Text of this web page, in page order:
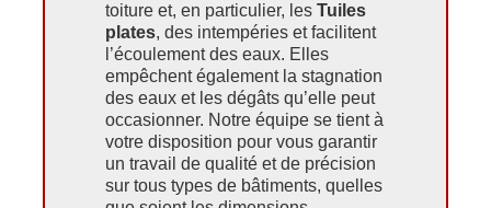
toiture et, en particulier, les Tuiles
plates, des intempéries et facilitent
l’écoulement des eaux. Elles
empêchent également la stagnation
des eaux et les dégâts qu’elle peut
occasionner. Notre équipe se tient à
votre disposition pour vous garantir
un travail de qualité et de précision
sur tous types de bâtiments, quelles